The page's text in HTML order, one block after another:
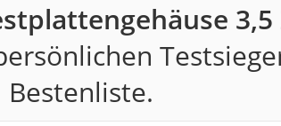
3,5
Bestenliste.